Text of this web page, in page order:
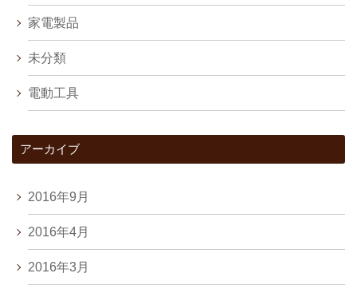
家電製品
未分類
電動工具
アーカイブ
2016年9月
2016年4月
2016年3月